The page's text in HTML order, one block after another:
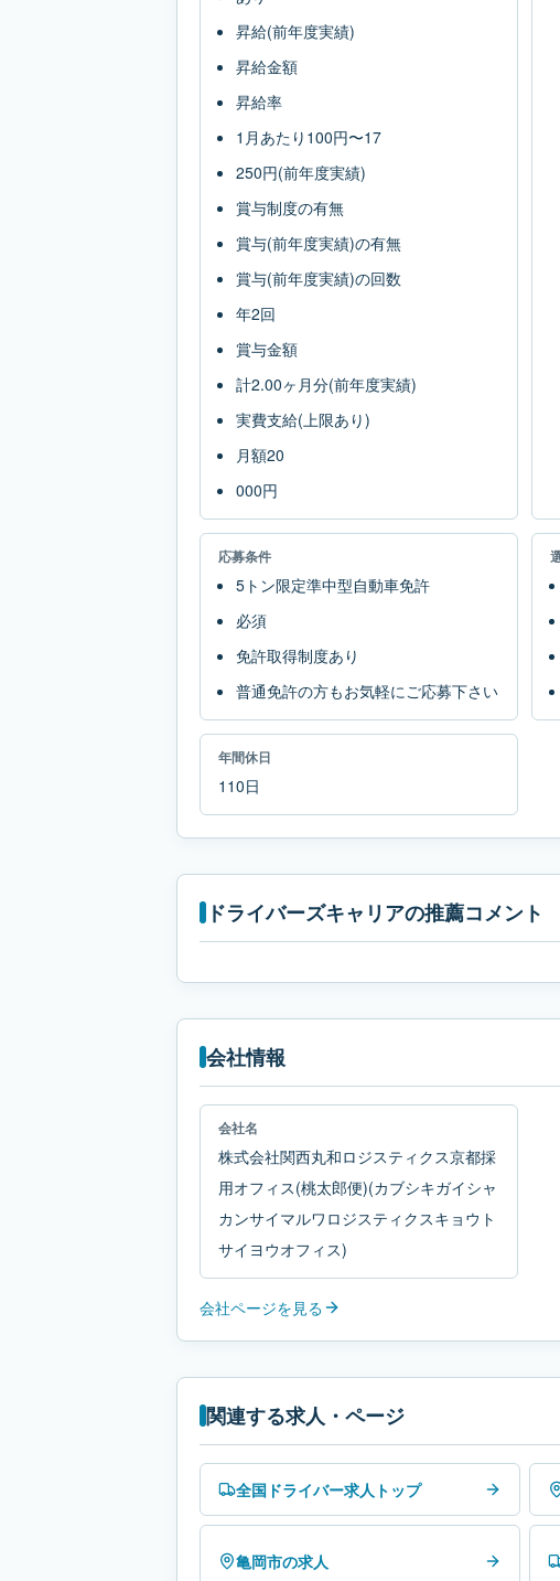
昇給(前年度実績)
昇給金額
昇給率
1月あたり100円〜17
250円(前年度実績)
賞与制度の有無
賞与(前年度実績)の有無
賞与(前年度実績)の回数
年2回
賞与金額
計2.00ヶ月分(前年度実績)
実費支給(上限あり)
月額20
000円
応募条件
5トン限定準中型自動車免許
必須
免許取得制度あり
普通免許の方もお気軽にご応募下さい
年間休日
110日
ドライバーズキャリアの推薦コメント
会社情報
会社名
株式会社関西丸和ロジスティクス京都採
用オフィス(桃太郎便)(カブシキガイシャ
カンサイマルワロジスティクスキョウト
サイヨウオフィス)
会社ページを見る
関連する求人・ページ
全国ドライバー求人トップ
亀岡市の求人